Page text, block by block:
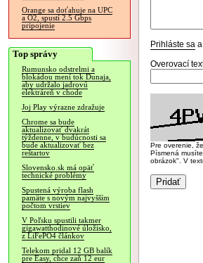
Orange sa doťahuje na UPC
a O2, spustí 2.5 Gbps
pripojenie
Top správy
Rumunsko odstrelmi a
blokádou mení tok Dunaja,
aby udržalo jadrovú
elektráreň v chode
Joj Play výrazne zdražuje
Chrome sa bude
aktualizovať dvakrát
týždenne, v budúcnosti sa
bude aktualizovať bez
reštartov
Slovensko.sk má opäť
technické problémy
Spustená výroba flash
pamäte s novým najvyšším
počtom vrstiev
V Poľsku spustili takmer
gigawatthodinové úložisko,
z LiFePO4 článkov
Telekom pridal 12 GB balík
pre Easy, chce zaň 12 eur
Prihláste sa
Overovací
Pre overenie,
Písmená
obrázok". V